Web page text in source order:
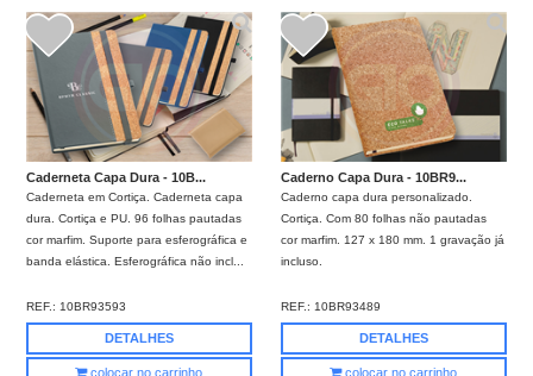
Caderneta Capa Dura - 10B...
Caderneta em Cortiça. Caderneta capa
dura. Cortiça e PU. 96 folhas pautadas
cor marfim. Suporte para esferográfica e
banda elástica. Esferográfica não incl...
REF.: 10BR93593
DETALHES
colocar no carrinho
Caderno Capa Dura - 10BR9...
Caderno capa dura personalizado.
Cortiça. Com 80 folhas não pautadas
cor marfim. 127 x 180 mm. 1 gravação já
incluso.
REF.: 10BR93489
DETALHES
colocar no carrinho